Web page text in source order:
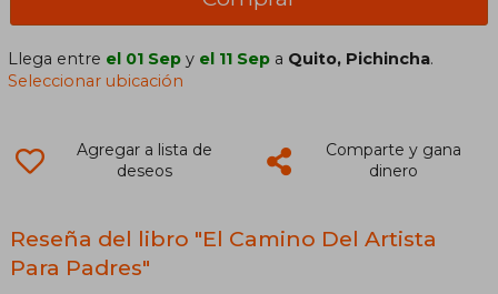
Llega entre el 01 Sep y el 11 Sep a Quito, Pichincha.
Seleccionar ubicación
Agregar a lista de
deseos
Comparte y gana
dinero
Reseña del libro "El Camino Del Artista
Para Padres"